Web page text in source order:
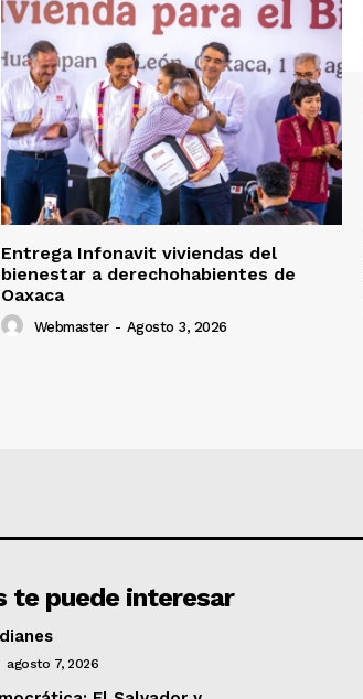
Entrega Infonavit viviendas del
bienestar a derechohabientes de
Oaxaca
Webmaster - Agosto 3, 2026
te puede interesar
agosto 7, 2026